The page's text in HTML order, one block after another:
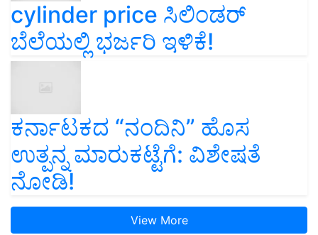
cylinder price ಸಿಲಿಂಡರ್‌
ಬೆಲೆಯಲ್ಲಿ ಭರ್ಜರಿ ಇಳಿಕೆ!
ಕರ್ನಾಟಕದ “ನಂದಿನಿ” ಹೊಸ
ಉತ್ಪನ್ನ ಮಾರುಕಟ್ಟೆಗೆ: ವಿಶೇಷತೆ
ನೋಡಿ!
View More